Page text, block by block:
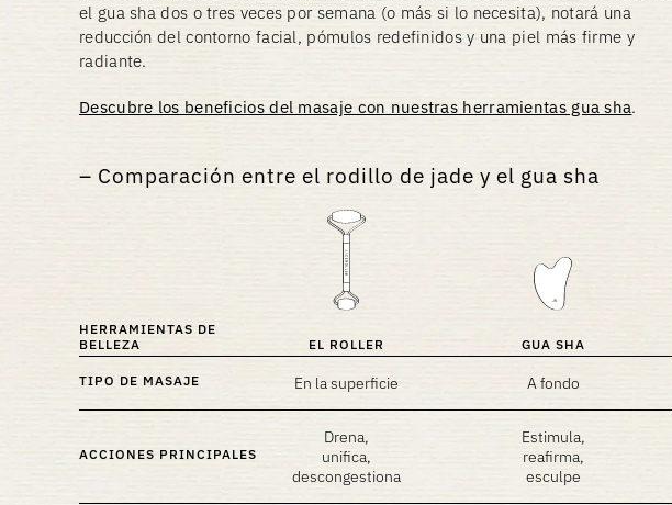
el gua sha dos o tres veces por semana (o más si lo necesita), notará una
reducción del contorno facial, pómulos redefinidos y una piel más firme y
radiante.
Descubre los beneficios del masaje con nuestras herramientas gua sha.
Comparación entre el rodillo de jade y el gua sha
HERRAMIENTAS DE
BELLEZA
EL ROLLER GUA SHA
TIPO DE MASAJE En la superficie A fondo
ACCIONES PRINCIPALES
Drena,
unifica,
descongestiona
Estimula,
reafirma,
esculpe